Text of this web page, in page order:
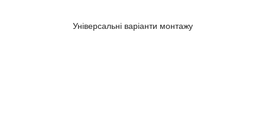
Універсальні варіанти монтажу